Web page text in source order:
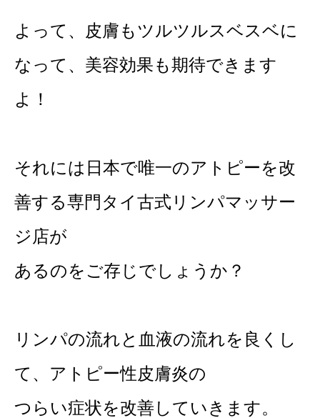
よって、皮膚もツルツルスベスベに
なって、美容効果も期待できます
よ！
それには日本で唯一のアトピーを改
善する専門タイ古式リンパマッサー
ジ店が
あるのをご存じでしょうか？
リンパの流れと血液の流れを良くし
て、アトピー性皮膚炎の
つらい症状を改善していきます。